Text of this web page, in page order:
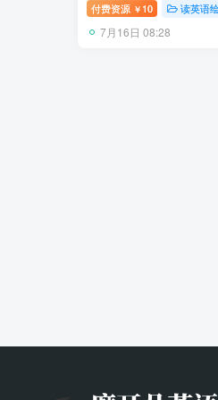
付费资源 ￥ 10 读英语
7月16日 08:28